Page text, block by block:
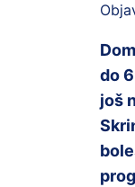
do
još